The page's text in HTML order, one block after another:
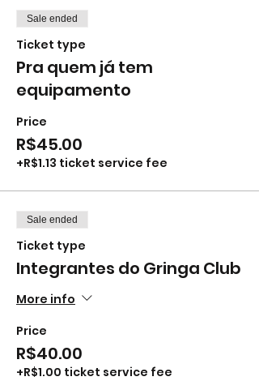
Sale ended
Ticket type
Pra quem já tem
equipamento
Price
R$45.00
+R$1.13 ticket service fee
Sale ended
Ticket type
Integrantes do Gringa Club
More info
Price
R$40.00
+R$1.00 ticket service fee